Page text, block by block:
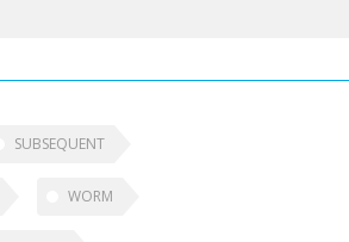
SUBSEQUENT
WORM